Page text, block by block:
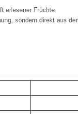
erlesener Früchte.
sondern direkt aus